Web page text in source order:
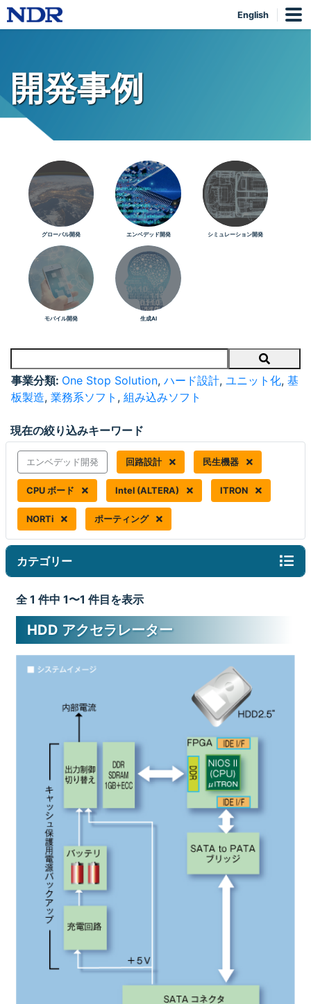
English
開発事例
グローバル開発 エンベデッド開発 シミュレーション開発
モバイル開発 生成AI
Search
事業分類: One Stop Solution, ハード設計, ユニット化, 基
板製造, 業務系ソフト , 組み込みソフト
現在の絞り込みキーワード
エンベデッド開発 回路設計 民生機器
CPU ボード Intel (ALTERA) ITRON
NORTi ポーティング
カテゴリー
全 1 件中 1〜1 件目を表示
HDD アクセラレーター